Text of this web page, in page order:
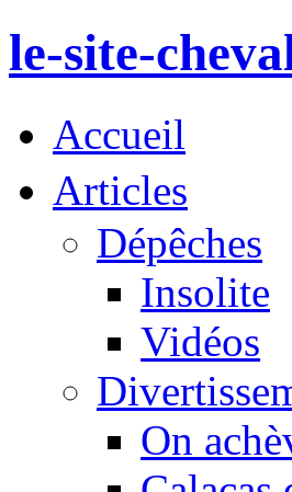
le-site-
Accueil
Articles
Dépêches
Insolite
Vidéos
On